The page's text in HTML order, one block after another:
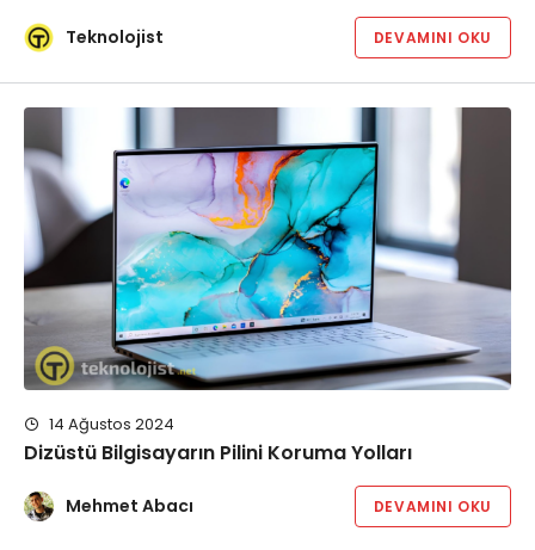
Teknolojist DEVAMINI OKU
14 Ağustos 2024
Dizüstü Bilgisayarın Pilini Koruma Yolları
Mehmet Abacı DEVAMINI OKU